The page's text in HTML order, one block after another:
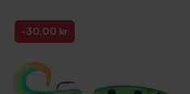
-30,00 kr